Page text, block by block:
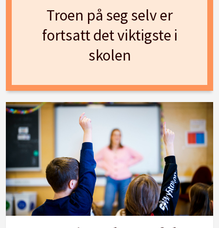
Troen på seg selv er
fortsatt det viktigste i
skolen